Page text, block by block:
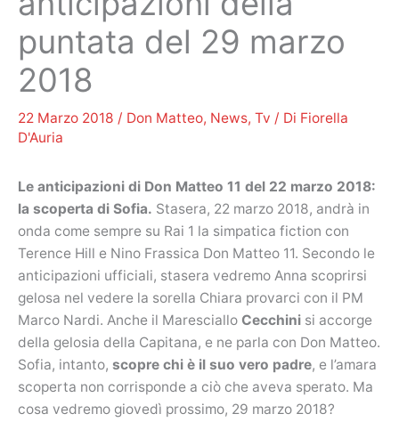
puntata del 29 marzo
2018
22 Marzo 2018 / Don Matteo, News, Tv / Di Fiorella
D'Auria
Le anticipazioni di Don Matteo 11 del 22 marzo 2018:
la scoperta di Sofia. Stasera, 22 marzo 2018, andrà in
onda come sempre su Rai 1 la simpatica fiction con
Terence Hill e Nino Frassica Don Matteo 11. Secondo le
anticipazioni ufficiali, stasera vedremo Anna scoprirsi
gelosa nel vedere la sorella Chiara provarci con il PM
Marco Nardi. Anche il Maresciallo Cecchini si accorge
della gelosia della Capitana, e ne parla con Don Matteo.
Sofia, intanto, scopre chi è il suo vero padre, e l’amara
scoperta non corrisponde a ciò che aveva sperato. Ma
cosa vedremo giovedì prossimo, 29 marzo 2018?